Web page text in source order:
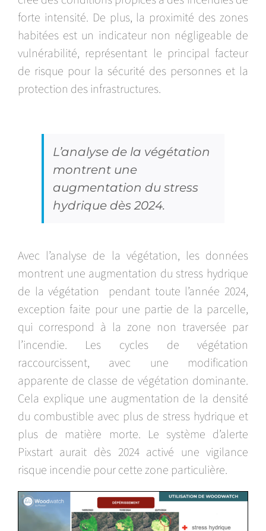
forte intensité. De plus, la proximité des zones
habitées est un indicateur non négligeable de
vulnérabilité, représentant le principal facteur
de risque pour la sécurité des personnes et la
protection des infrastructures.
L’analyse de la végétation
montrent une
augmentation du stress
hydrique dès 2024.
Avec l’analyse de la végétation, les données
montrent une augmentation du stress hydrique
de la végétation pendant toute l’année 2024,
exception faite pour une partie de la parcelle,
qui correspond à la zone non traversée par
l’incendie. Les cycles de végétation
raccourcissent, avec une modification
apparente de classe de végétation dominante.
Cela explique une augmentation de la densité
du combustible avec plus de stress hydrique et
plus de matière morte. Le système d’alerte
Pixstart aurait dès 2024 activé une vigilance
risque incendie pour cette zone particulière.